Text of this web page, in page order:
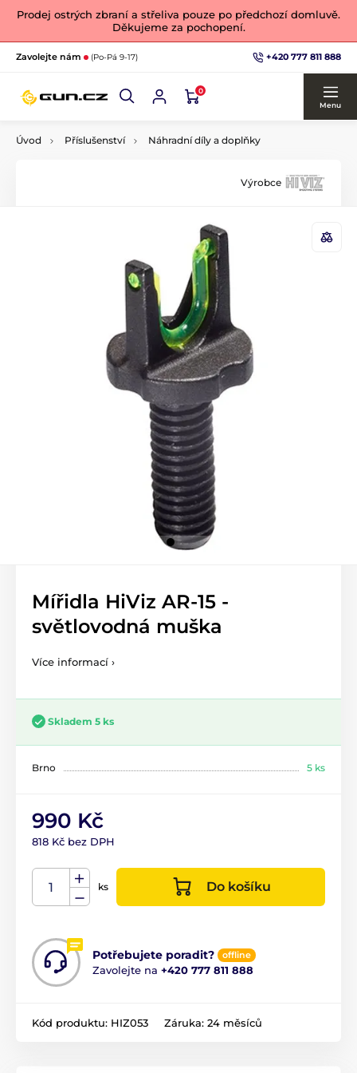
Prodej ostrých zbraní a střeliva pouze po předchozí domluvě.
Děkujeme za pochopení.
Zavolejte nám (Po-Pá 9-17) +420 777 811 888
0
Menu
Úvod Příslušenství Náhradní díly a doplňky
Výrobce
Mířidla HiViz AR-15 -
světlovodná muška
Více informací ›
Skladem 5 ks
Brno 5 ks
990 Kč
818 Kč bez DPH
ks Do košíku
Potřebujete poradit? offline
Zavolejte na +420 777 811 888
Kód produktu: HIZ053 Záruka: 24 měsíců